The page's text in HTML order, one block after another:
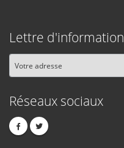
Lettre d'information
Réseaux sociaux